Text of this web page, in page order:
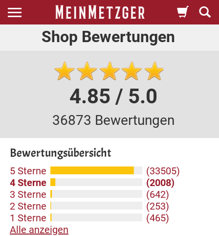
Shop Bewertungen
4.85 / 5.0
36873 Bewertungen
Bewertungsübersicht
5 Sterne
(33505)
4 Sterne
(2008)
3 Sterne
(642)
2 Sterne
(253)
1 Sterne
(465)
Alle anzeigen